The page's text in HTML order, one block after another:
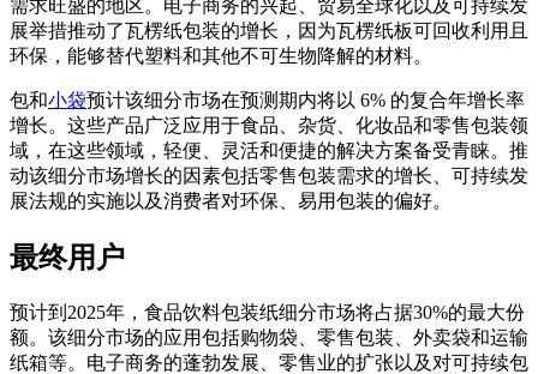
需求旺盛的地区。电子商务的兴起、贸易全球化以及可持续发
展举措推动了瓦楞纸包装的增长，因为瓦楞纸板可回收利用且
环保，能够替代塑料和其他不可生物降解的材料。
包和小袋预计该细分市场在预测期内将以 6% 的复合年增长率
增长。这些产品广泛应用于食品、杂货、化妆品和零售包装领
域，在这些领域，轻便、灵活和便捷的解决方案备受青睐。推
动该细分市场增长的因素包括零售包装需求的增长、可持续发
展法规的实施以及消费者对环保、易用包装的偏好。
最终用户
预计到2025年，食品饮料包装纸细分市场将占据30%的最大份
额。该细分市场的应用包括购物袋、零售包装、外卖袋和运输
纸箱等。电子商务的蓬勃发展、零售业的扩张以及对可持续包